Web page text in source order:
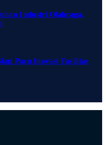
Industri Olahraga,
Pacu Inovasi Fasilitas